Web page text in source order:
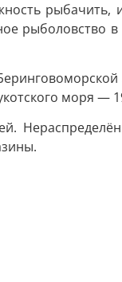
моря —